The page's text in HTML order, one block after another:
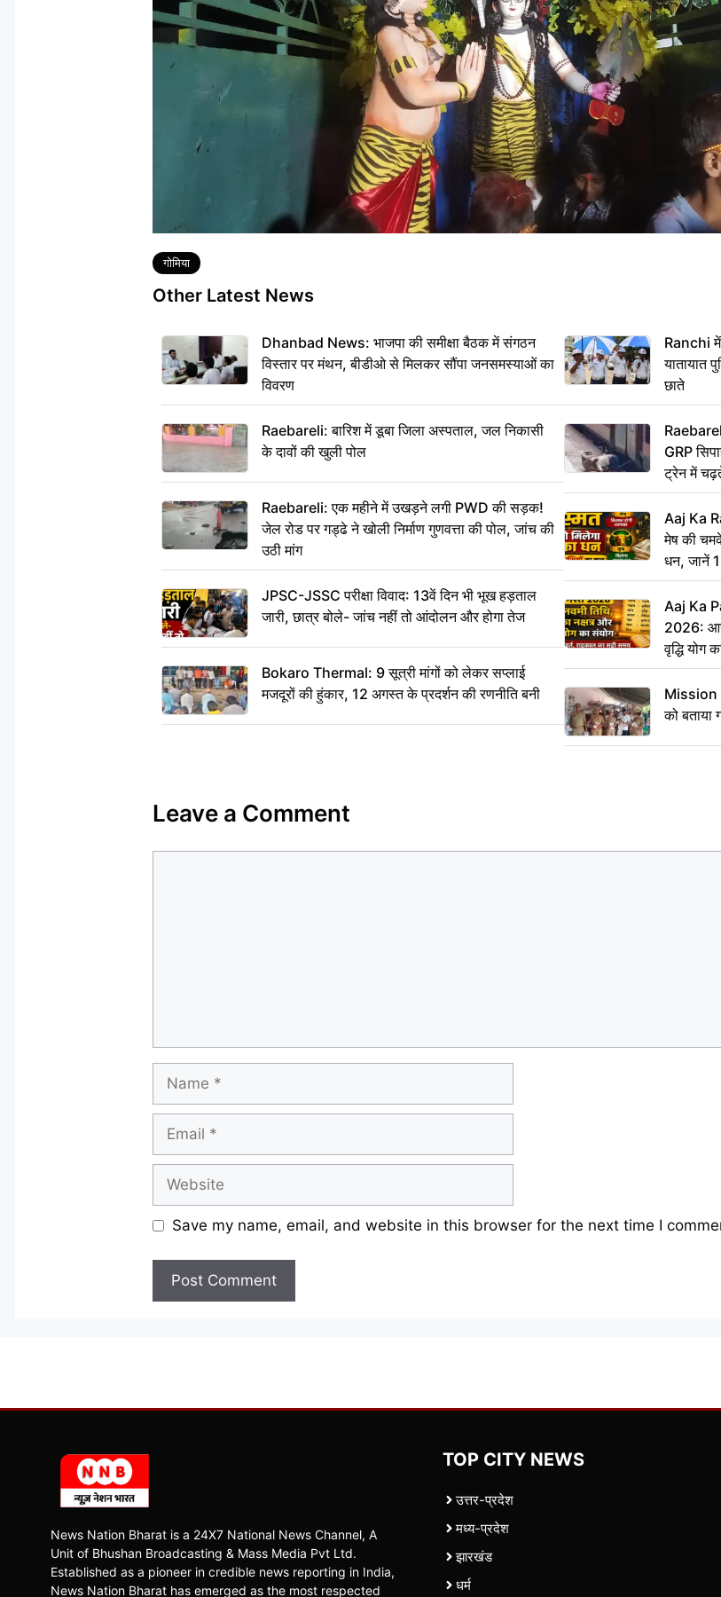
Tags
गोमिया
Other Latest News
Dhanbad News: भाजपा की समीक्षा बैठक में संगठन
विस्तार पर मंथन, बीडीओ से मिलकर सौंपा जनसमस्याओं का
विवरण
Raebareli: बारिश में डूबा जिला अस्पताल, जल निकासी
के दावों की खुली पोल
Raebareli: एक महीने में उखड़ने लगी PWD की सड़क!
जेल रोड पर गड्ढे ने खोली निर्माण गुणवत्ता की पोल, जांच की
उठी मांग
JPSC-JSSC परीक्षा विवाद: 13वें दिन भी भूख हड़ताल
जारी, छात्र बोले- जांच नहीं तो आंदोलन और होगा तेज
Bokaro Thermal: 9 सूत्री मांगों को लेकर सप्लाई
मजदूरों की हुंकार, 12 अगस्त के प्रदर्शन की रणनीति बनी
Ranchi
यातायात
छाते
GRP
ट्रेन में
CCTV में
Aaj Ka
मेष की
धन, जानें
Aaj Ka
2026:
वृद्धि योग
का सही
Mission
को बताया
Leave a Comment
Name
Email
Website
Save my name, email, and website in this browser for the next time I
News Nation Bharat is a 24X7 National News Channel, A
Unit of Bhushan Broadcasting & Mass Media Pvt Ltd.
Established as a pioneer in credible news reporting in India,
News Nation Bharat has emerged as the most respected
TOP CITY NEWS
उत्तर-प्रदेश
मध्य-प्रदेश
झारखंड
धर्म